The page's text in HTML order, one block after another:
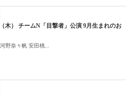
木） チームN「目撃者」公演 9月生まれのお
野奈々帆 安田桃...